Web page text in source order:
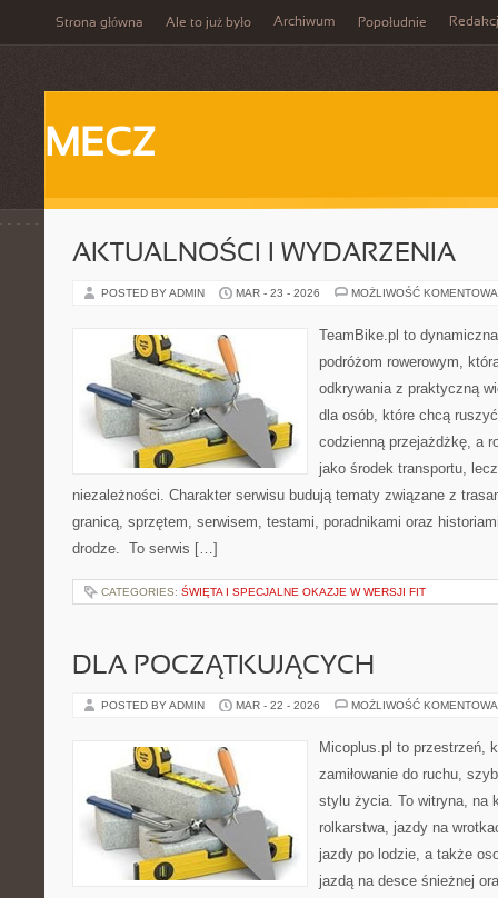
Strona główna Ale to już było Archiwum Popołudnie
MECZ
AKTUALNOŚCI I WYDARZENIA
POSTED BY ADMIN MAR - 23 - 2026 MOŻLIWOŚĆ
TeamBike.pl to
podróżom rowerowym,
odkrywania z praktyczną
dla osób, które chcą
codzienną przejażdżkę, a
jako środek transportu,
niezależności. Charakter serwisu budują tematy związane z
granicą, sprzętem, serwisem, testami, poradnikami oraz
drodze. To serwis […]
CATEGORIES: ŚWIĘTA I SPECJALNE OKAZJE W WERSJI FIT
DLA POCZĄTKUJĄCYCH
POSTED BY ADMIN MAR - 22 - 2026 MOŻLIWOŚĆ
Micoplus.pl to przestrzeń,
zamiłowanie do ruchu,
stylu życia. To witryna, na
rolkarstwa, jazdy na
jazdy po lodzie, a także
jazdą na desce śnieżnej